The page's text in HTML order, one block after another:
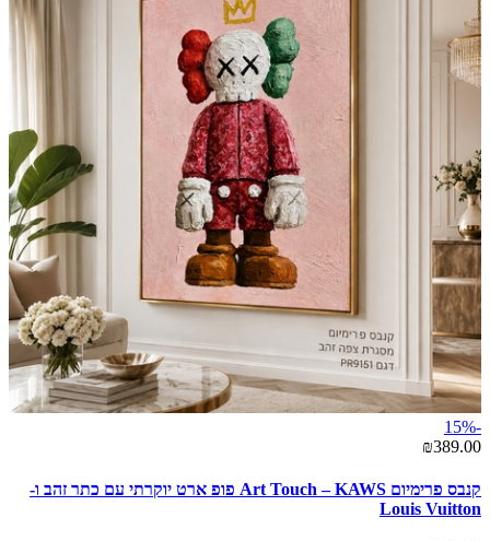
-15%
₪389.00
קנבס פרימיום Art Touch – KAWS פופ ארט יוקרתי עם כתר זהב ו-
Louis Vuitton